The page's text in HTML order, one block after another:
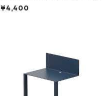
AKU Timeless 100パーセント ス
¥4,400